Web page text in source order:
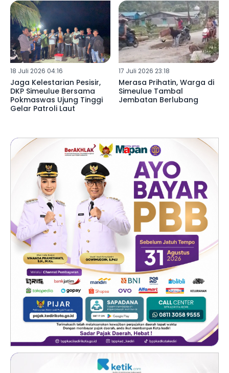
18 Juli 2026 04:16
Jaga Kelestarian Pesisir,
DKP Simeulue Bersama
Pokmaswas Ujung Tinggi
Gelar Patroli Laut
17 Juli 2026 23:18
Merasa Prihatin, Warga di
Simeulue Tambal
Jembatan Berlubang